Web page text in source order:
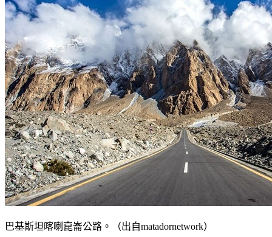
巴基斯坦喀喇崑崙公路。（出自matadornetwork）